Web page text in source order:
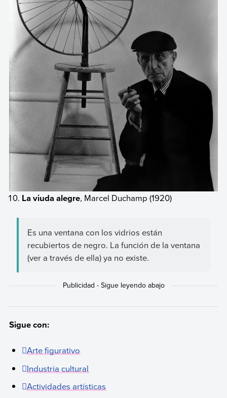
La viuda alegre, Marcel Duchamp (1920)
Es una ventana con los vidrios están
recubiertos de negro. La función de la ventana
(ver a través de ella) ya no existe.
Sigue con:
Arte figurativo
Industria cultural
Actividades artísticas